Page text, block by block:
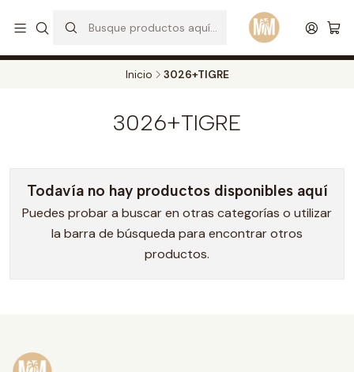
Envios a todo el pais. Opcion EXPRESS en Medellin y Bogota Leer más
Inicio 3026+TIGRE
3026+TIGRE
Todavía no hay productos disponibles aquí
Puedes probar a buscar en otras categorías o utilizar
la barra de búsqueda para encontrar otros
productos.